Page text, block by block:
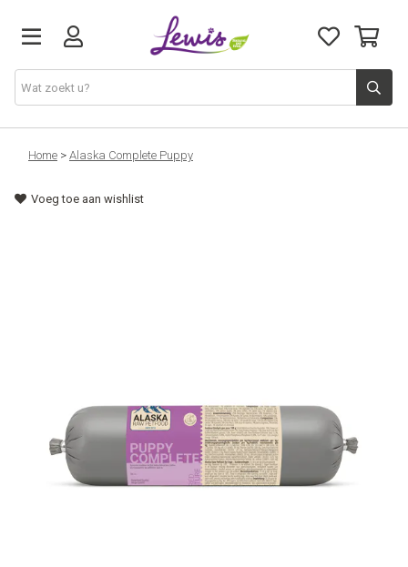
Honden
Katten
Natuurvoeding
Merken
Home > Alaska Complete Puppy
Voeg toe aan wishlist